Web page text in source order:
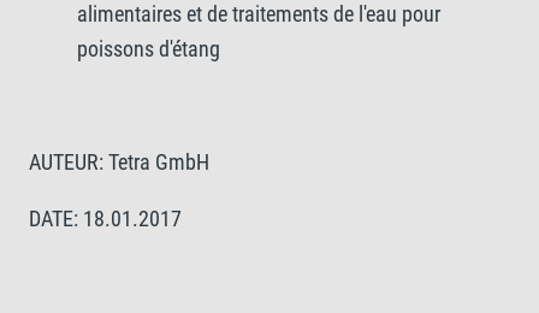
alimentaires et de traitements de l'eau pour
poissons d'étang
AUTEUR: Tetra GmbH
DATE: 18.01.2017